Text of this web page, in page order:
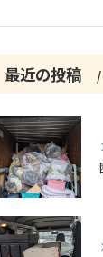
最近の投稿